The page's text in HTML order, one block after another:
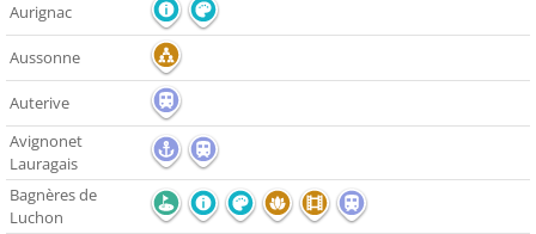
Aurignac
Aussonne
Auterive
Avignonet
Lauragais
Bagnères de
Luchon